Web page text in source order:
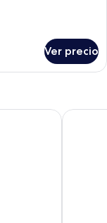
Ver precio
Sol